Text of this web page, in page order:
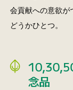
会貢献への意欲
どうかひとつ。
念品